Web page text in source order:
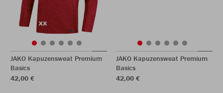
JAKO Kapuzensweat Premium
Basics
42,00 €
JAKO Kapuzensweat Premium
Basics
42,00 €